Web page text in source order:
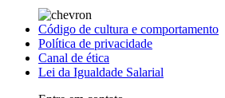
Código de cultura e comportamento
Política de privacidade
Canal de ética
Lei da Igualdade Salarial